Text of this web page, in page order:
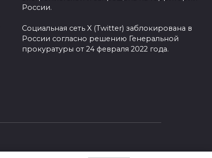
России.
Социальная сеть X (Twitter) заблокирована в
России согласно решению Генеральной
прокуратуры от 24 февраля 2022 года.